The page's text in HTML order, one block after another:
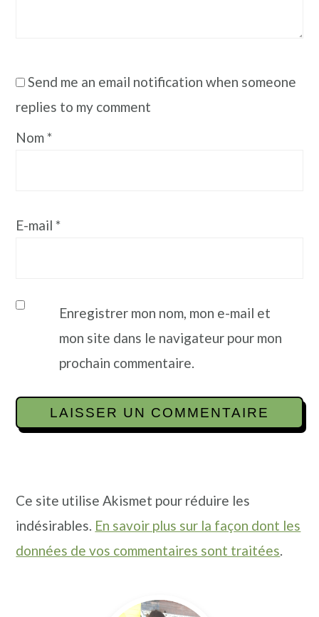
Send me an email notification when someone
replies to my comment
Nom*
E-mail*
Enregistrer mon nom, mon e-mail et
mon site dans le navigateur pour mon
prochain commentaire.
Ce site utilise Akismet pour réduire les
indésirables. En savoir plus sur la façon dont les
données de vos commentaires sont traitées.